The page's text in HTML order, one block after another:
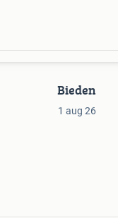
Bieden
1 aug 26